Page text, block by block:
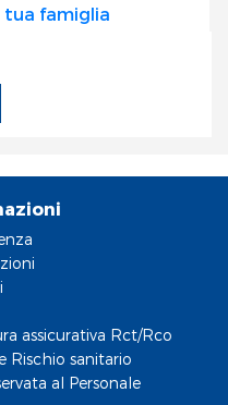
tua famiglia
assicurativa Rct/Rco
Rischio sanitario
al Personale